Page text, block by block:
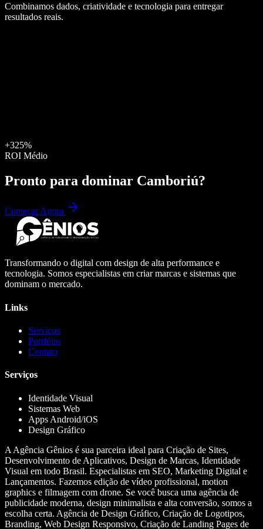
Combinamos dados, criatividade e tecnologia para entregar
resultados reais.
+325%
ROI Médio
Pronto para dominar Camboriú?
Começar Agora
Transformando o digital com design de alta performance e
tecnologia. Somos especialistas em criar marcas e sistemas que
dominam o mercado.
Links
Serviços
Portfólio
Contato
Serviços
Identidade Visual
Sistemas Web
Apps Android/iOS
Design Gráfico
A Agência Gênios é sua parceira ideal para Criação de Sites,
Desenvolvimento de Aplicativos, Design de Marcas, Identidade
Visual em todo Brasil. Especialistas em SEO, Marketing Digital e
Lançamentos. Fazemos edição de vídeo profissional, motion
graphics e filmagem com drone. Se você busca uma agência de
publicidade moderna, design minimalista e alta conversão, somos a
escolha certa. Agência de Design Gráfico, Criação de Logotipos,
Branding, Web Design Responsivo, Criação de Landing Pages de